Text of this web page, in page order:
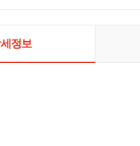
정보